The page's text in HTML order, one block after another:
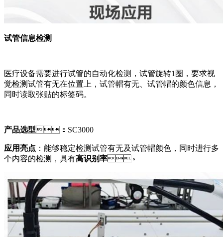
试管信息检测
医疗设备需要进行试管的自动化检测，试管旋转1圈，要求视
觉检测试管有无在位置上，试管帽有无、试管帽的颜色信息，
同时读取张贴的标签码。
产品选型：SC3000
应用亮点 ：能够稳定检测试管有无及试管帽颜色，同时进行多
个内容的检测，具有高识别率。